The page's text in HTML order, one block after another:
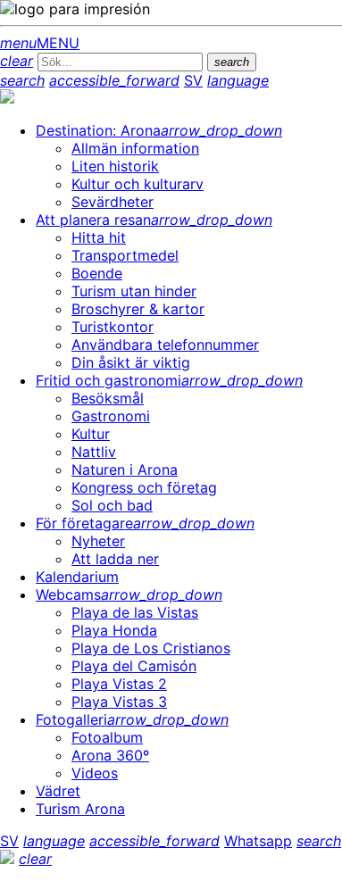
menuMENU
clear
search
search accessible_forward SV language
Destination: Aronaarrow_drop_down
Allmän information
Liten historik
Kultur och kulturarv
Sevärdheter
Att planera resanarrow_drop_down
Hitta hit
Transportmedel
Boende
Turism utan hinder
Broschyrer & kartor
Turistkontor
Användbara telefonnummer
Din åsikt är viktig
Fritid och gastronomiarrow_drop_down
Besöksmål
Gastronomi
Kultur
Nattliv
Naturen i Arona
Kongress och företag
Sol och bad
För företagarearrow_drop_down
Nyheter
Att ladda ner
Kalendarium
Webcamsarrow_drop_down
Playa de las Vistas
Playa Honda
Playa de Los Cristianos
Playa del Camisón
Playa Vistas 2
Playa Vistas 3
Fotogalleriarrow_drop_down
Fotoalbum
Arona 360º
Videos
Vädret
Turism Arona
SV language accessible_forward Whatsapp search
clear